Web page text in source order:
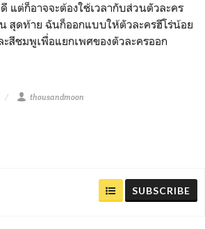
แต่ก็อาจจะต้องใช้เวลากับส่วนตัวละคร
สุดท้าย ฉันก็ออกแบบให้ตัวละครฮีโร่น้อย
สีชมพูเพื่อแยกเพศของตัวละครออก
thousandmoon
SUBSCRIBE